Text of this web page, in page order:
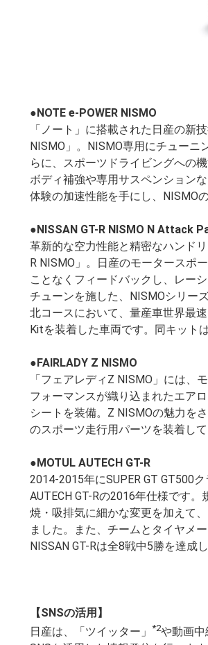
●NOTE e-POWER NISMO
「ノート」に搭載された日産の新
NISMO」。NISMO専用にチューニ
らに、スポーツドライビングへの
ボディ補強や専用サスペンション
体験の加速性能を手にし、NISMO
●NISSAN GT-R NISMO N Attack
革新的な空力性能と精密なハンド
R NISMO」。日産のモータースポ
ことなくフィードバックし、レー
チューンを施した、NISMOシリー
北コースにおいて、量産車世界最
Kitを装着した車両です。同キット
●FAIRLADY Z NISMO
「フェアレディZ NISMO」には、
フォーマンスが織り込まれたエア
シートを装備。Z NISMOの魅力を
のスポーツ走行用パーツを装着して
●MOTUL AUTECH GT-R
2014-2015年にSUPER GT GT500
AUTECH GT-Rの2016年仕様です
焼・吸排気に細かな変更を加えて
ました。また、チームとタイヤメ
NISSAN GT-Rは全8戦中5勝を達成
【SNSの活用】
日産は、「ツイッター」 *2や動画中